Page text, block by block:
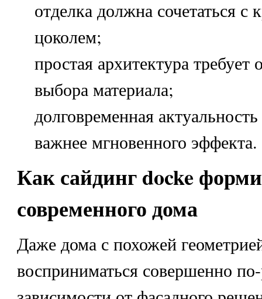
отделка должна сочетаться
цоколем;
простая архитектура требует
выбора материала;
долговременная
важнее мгновенного эффекта.
Как сайдинг docke
современного дома
Даже дома с похожей
восприниматься совершенно